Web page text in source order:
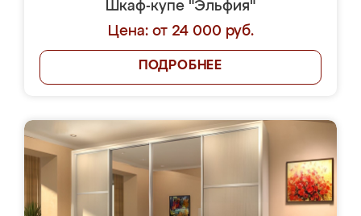
Шкаф-купе "Эльфия"
Цена: от 24 000 руб.
ПОДРОБНЕЕ